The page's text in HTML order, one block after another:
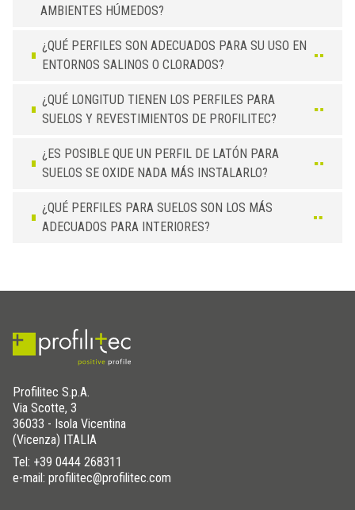
AMBIENTES HÚMEDOS?
¿QUÉ PERFILES SON ADECUADOS PARA SU USO EN
ENTORNOS SALINOS O CLORADOS?
¿QUÉ LONGITUD TIENEN LOS PERFILES PARA
SUELOS Y REVESTIMIENTOS DE PROFILITEC?
¿ES POSIBLE QUE UN PERFIL DE LATÓN PARA
SUELOS SE OXIDE NADA MÁS INSTALARLO?
¿QUÉ PERFILES PARA SUELOS SON LOS MÁS
ADECUADOS PARA INTERIORES?
Profilitec S.p.A.
Via Scotte, 3
36033 - Isola Vicentina
(Vicenza) ITALIA
Tel: +39 0444 268311
e-mail: profilitec@profilitec.com